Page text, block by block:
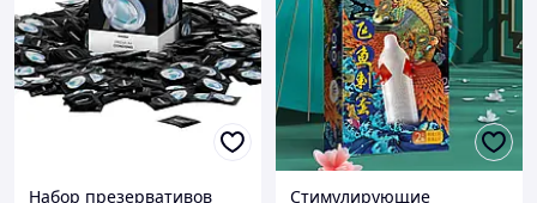
Набор презервативов
Стимулирующие